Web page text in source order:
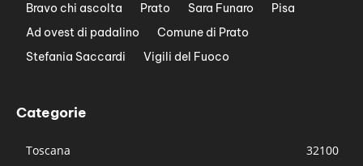
Bravo chi ascolta
Prato Sara Funaro
Pisa
Ad ovest di padalino
Comune di Prato
Stefania Saccardi
Vigili del Fuoco
Categorie
Toscana
32100